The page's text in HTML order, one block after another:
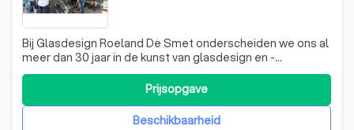
Bij Glasdesign Roeland De Smet onderscheiden we ons al
meer dan 30 jaar in de kunst van glasdesign en -
bewerking. Onze passie voor vakmanschap en onze
toewijding aan service hebben ons in staat gesteld om
een indrukwekkende groei te realiseren. Of het nu gaat
om glas voor deuren en ramen, douches, s
Beschikbaarheid
Prijsopgave